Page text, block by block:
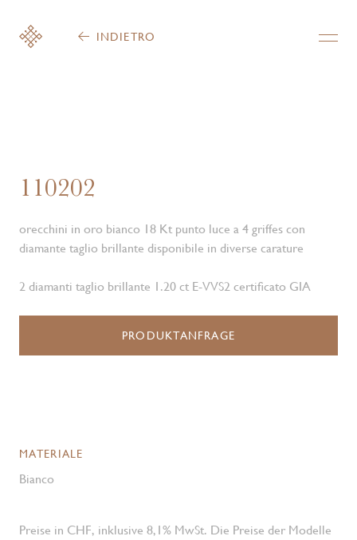
INDIETRO
110202
orecchini in oro bianco 18 Kt punto luce a 4 griffes con
diamante taglio brillante disponibile in diverse carature
2 diamanti taglio brillante 1.20 ct E-VVS2 certificato GIA
PRODUKTANFRAGE
MATERIALE
Bianco
Preise in CHF, inklusive 8,1% MwSt. Die Preise der Modelle